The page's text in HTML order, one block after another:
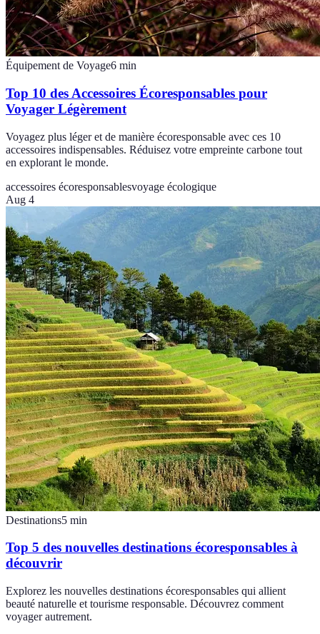
Équipement de Voyage6 min
Top 10 des Accessoires Écoresponsables pour
Voyager Légèrement
Voyagez plus léger et de manière écoresponsable avec ces 10
accessoires indispensables. Réduisez votre empreinte carbone tout
en explorant le monde.
accessoires écoresponsablesvoyage écologique
Aug 4
Destinations5 min
Top 5 des nouvelles destinations écoresponsables à
découvrir
Explorez les nouvelles destinations écoresponsables qui allient
beauté naturelle et tourisme responsable. Découvrez comment
voyager autrement.